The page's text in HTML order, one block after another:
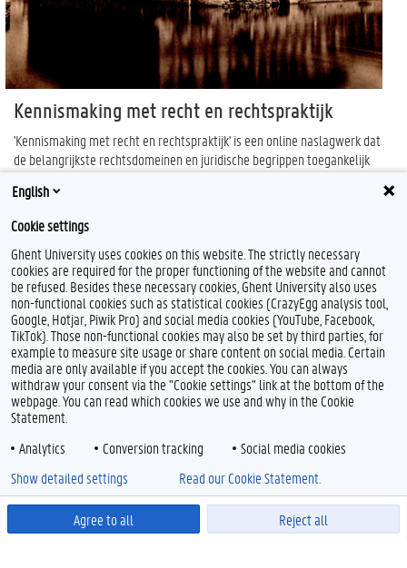
Kennismaking met recht en rechtspraktijk
'Kennismaking met recht en rechtspraktijk' is een online naslagwerk dat
de belangrijkste rechtsdomeinen en juridische begrippen toegankelijk
toelicht.
uitlegt
English
Cookie settings
Ghent University uses cookies on this website. The strictly necessary
cookies are required for the proper functioning of the website and cannot
be refused. Besides these necessary cookies, Ghent University also uses
non-functional cookies such as statistical cookies (CrazyEgg analysis tool,
Google, Hotjar, Piwik Pro) and social media cookies (YouTube, Facebook,
TikTok). Those non-functional cookies may also be set by third parties, for
example to measure site usage or share content on social media. Certain
media are only available if you accept the cookies. You can always
withdraw your consent via the "Cookie settings" link at the bottom of the
webpage. You can read which cookies we use and why in the Cookie
Statement.
Analytics
Conversion tracking Social media cookies
Agree to all Reject all
Show detailed settings Read our Cookie Statement.